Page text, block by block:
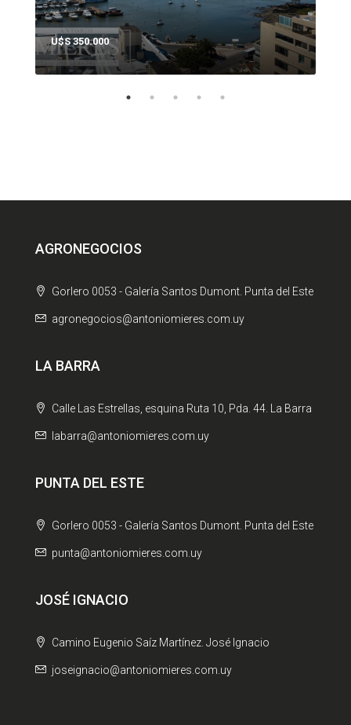
U$S 350.000
AGRONEGOCIOS
Gorlero 0053 - Galería Santos Dumont. Punta del Este
agronegocios@antoniomieres.com.uy
LA BARRA
Calle Las Estrellas, esquina Ruta 10, Pda. 44. La Barra
labarra@antoniomieres.com.uy
PUNTA DEL ESTE
Gorlero 0053 - Galería Santos Dumont. Punta del Este
punta@antoniomieres.com.uy
JOSÉ IGNACIO
Camino Eugenio Saíz Martínez. José Ignacio
joseignacio@antoniomieres.com.uy